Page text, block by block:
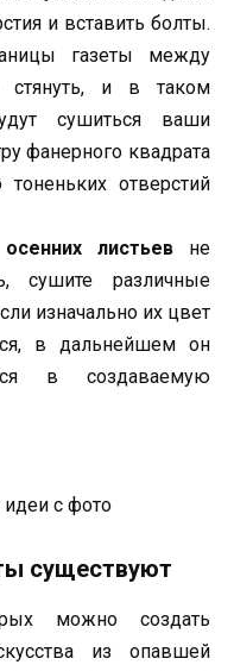
и вставить болты.
газеты между
стянуть, и в таком
сушиться ваши
фанерного квадрата
отверстий
листьев не
сушите различные
изначально их цвет
в дальнейшем он
в создаваемую
существуют
можно создать
из опавшей